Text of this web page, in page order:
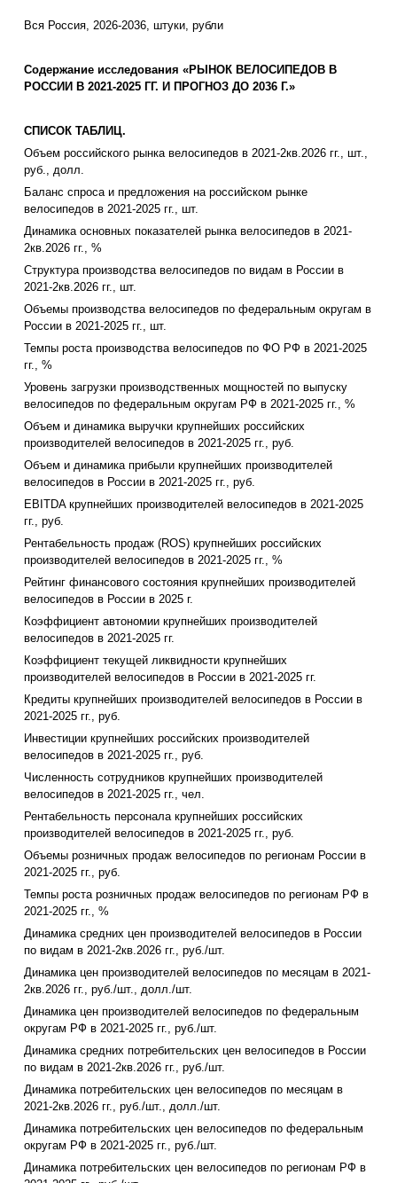
Вся Россия, 2026-2036, штуки, рубли
Содержание исследования «РЫНОК ВЕЛОСИПЕДОВ В
РОССИИ В 2021-2025 ГГ. И ПРОГНОЗ ДО 2036 Г.»
СПИСОК ТАБЛИЦ.
Объем российского рынка велосипедов в 2021-2кв.2026 гг., шт.,
руб., долл.
Баланс спроса и предложения на российском рынке
велосипедов в 2021-2025 гг., шт.
Динамика основных показателей рынка велосипедов в 2021-
2кв.2026 гг., %
Структура производства велосипедов по видам в России в
2021-2кв.2026 гг., шт.
Объемы производства велосипедов по федеральным округам в
России в 2021-2025 гг., шт.
Темпы роста производства велосипедов по ФО РФ в 2021-2025
гг., %
Уровень загрузки производственных мощностей по выпуску
велосипедов по федеральным округам РФ в 2021-2025 гг., %
Объем и динамика выручки крупнейших российских
производителей велосипедов в 2021-2025 гг., руб.
Объем и динамика прибыли крупнейших производителей
велосипедов в России в 2021-2025 гг., руб.
EBITDA крупнейших производителей велосипедов в 2021-2025
гг., руб.
Рентабельность продаж (ROS) крупнейших российских
производителей велосипедов в 2021-2025 гг., %
Рейтинг финансового состояния крупнейших производителей
велосипедов в России в 2025 г.
Коэффициент автономии крупнейших производителей
велосипедов в 2021-2025 гг.
Коэффициент текущей ликвидности крупнейших
производителей велосипедов в России в 2021-2025 гг.
Кредиты крупнейших производителей велосипедов в России в
2021-2025 гг., руб.
Инвестиции крупнейших российских производителей
велосипедов в 2021-2025 гг., руб.
Численность сотрудников крупнейших производителей
велосипедов в 2021-2025 гг., чел.
Рентабельность персонала крупнейших российских
производителей велосипедов в 2021-2025 гг., руб.
Объемы розничных продаж велосипедов по регионам России в
2021-2025 гг., руб.
Темпы роста розничных продаж велосипедов по регионам РФ в
2021-2025 гг., %
Динамика средних цен производителей велосипедов в России
по видам в 2021-2кв.2026 гг., руб./шт.
Динамика цен производителей велосипедов по месяцам в 2021-
2кв.2026 гг., руб./шт., долл./шт.
Динамика цен производителей велосипедов по федеральным
округам РФ в 2021-2025 гг., руб./шт.
Динамика средних потребительских цен велосипедов в России
по видам в 2021-2кв.2026 гг., руб./шт.
Динамика потребительских цен велосипедов по месяцам в
2021-2кв.2026 гг., руб./шт., долл./шт.
Динамика потребительских цен велосипедов по федеральным
округам РФ в 2021-2025 гг., руб./шт.
Динамика потребительских цен велосипедов по регионам РФ в